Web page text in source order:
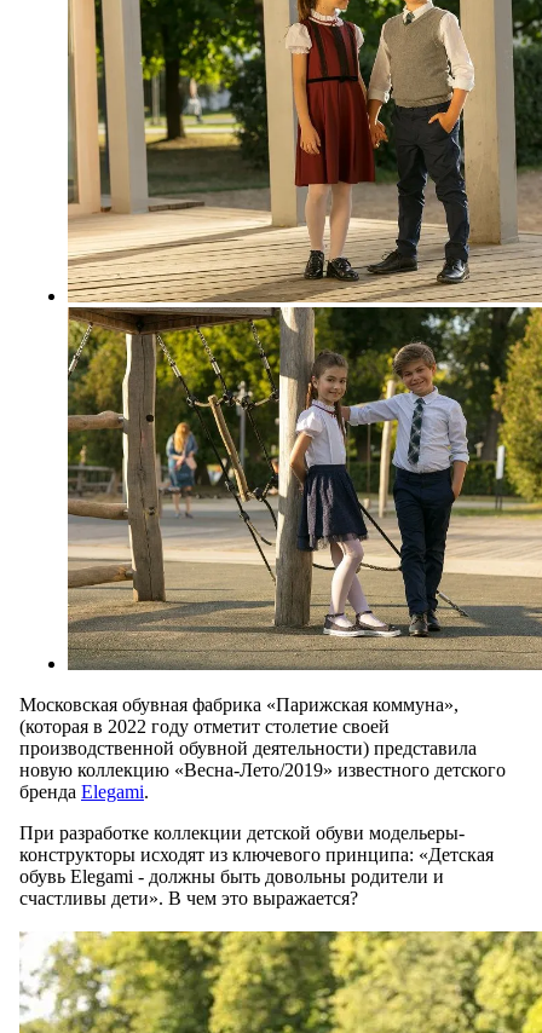
Московская обувная фабрика «Парижская коммуна»,
(которая в 2022 году отметит столетие своей
производственной обувной деятельности) представила
новую коллекцию «Весна-Лето/2019» известного детского
бренда Elegami.
При разработке коллекции детской обуви модельеры-
конструкторы исходят из ключевого принципа: «Детская
обувь Elegami - должны быть довольны родители и
счастливы дети». В чем это выражается?